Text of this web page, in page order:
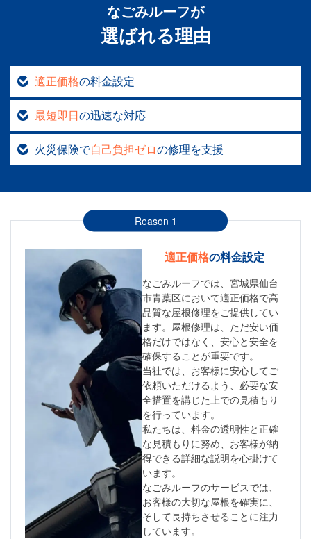
なごみルーフが
選ばれる理由
適正価格の料金設定
最短即日の迅速な対応
火災保険で自己負担ゼロの修理を支援
Reason 1
適正価格の料金設定
なごみルーフでは、宮城県仙台
市青葉区において適正価格で高
品質な屋根修理をご提供してい
ます。屋根修理は、ただ安い価
格だけではなく、安心と安全を
確保することが重要です。
当社では、お客様に安心してご
依頼いただけるよう、必要な安
全措置を講じた上での見積もり
を行っています。
私たちは、料金の透明性と正確
な見積もりに努め、お客様が納
得できる詳細な説明を心掛けて
います。
なごみルーフのサービスでは、
お客様の大切な屋根を確実に、
そして長持ちさせることに注力
しています。